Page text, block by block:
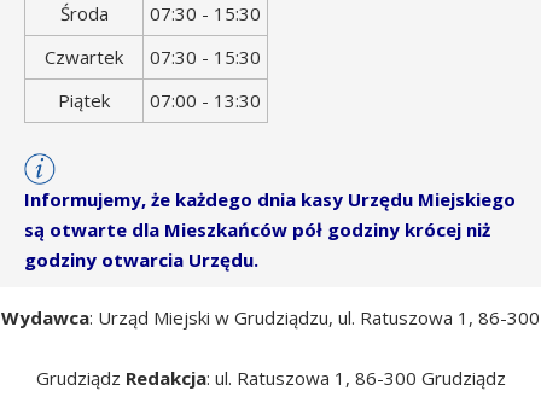
Środa
07:30 - 15:30
Czwartek
07:30 - 15:30
Piątek
07:00 - 13:30
Informujemy, że każdego dnia kasy Urzędu Miejskiego
są otwarte dla Mieszkańców pół godziny krócej niż
godziny otwarcia Urzędu.
Wydawca: Urząd Miejski w Grudziądzu, ul. Ratuszowa 1, 86-300
Grudziądz Redakcja: ul. Ratuszowa 1, 86-300 Grudziądz